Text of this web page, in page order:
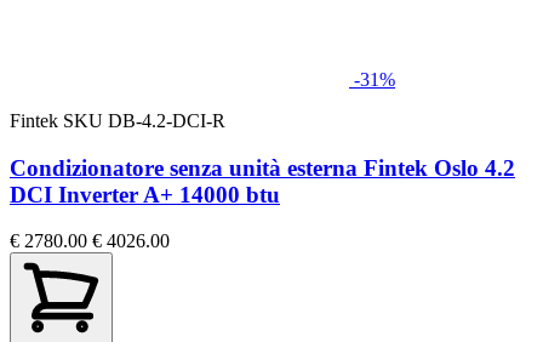
-31%
Fintek SKU DB-4.2-DCI-R
Condizionatore senza unità esterna Fintek Oslo 4.2
DCI Inverter A+ 14000 btu
€ 2780.00 € 4026.00